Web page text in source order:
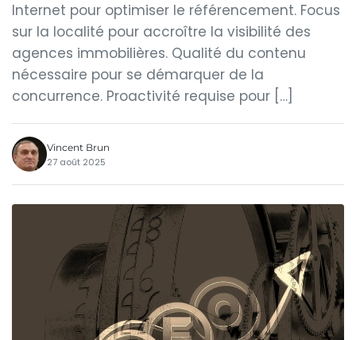
Internet pour optimiser le référencement. Focus
sur la localité pour accroître la visibilité des
agences immobilières. Qualité du contenu
nécessaire pour se démarquer de la
concurrence. Proactivité requise pour […]
Vincent Brun
27 août 2025